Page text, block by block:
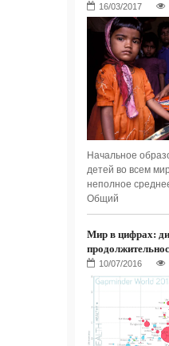
Начальное
детей во всем
неполное
Общий
Мир в цифрах: